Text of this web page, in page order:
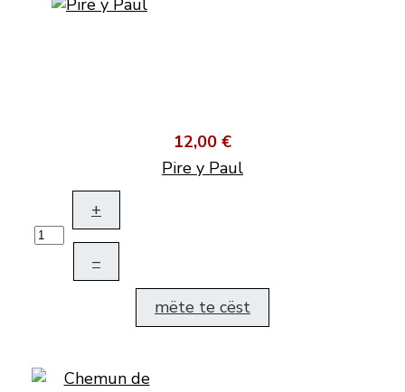
12,00 €
Pire y Paul
+
–
mëte te cëst